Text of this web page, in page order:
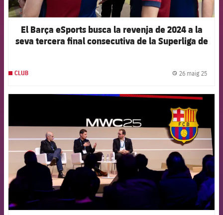
El Barça eSports busca la revenja de 2024 a la
seva tercera final consecutiva de la Superliga de
CLUB 26 maig 25
FCB Barcelona badge